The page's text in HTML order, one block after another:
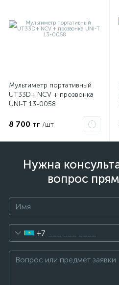
Мультиметр портативный
UT33D+ NCV + прозвонка
UNI-T 13-0058
8 700 тг /шт
Нужна
вопрос
+7